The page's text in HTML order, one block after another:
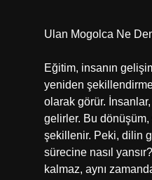
Ulan Mogolca Ne
Eğitim, insanın
yeniden
olarak görür.
gelirler. Bu
şekillenir. Peki, dilin
sürecine nasıl
kalmaz, aynı